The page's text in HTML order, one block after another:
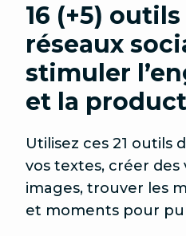
16 (+5)
réseaux
stimuler
et la
Utilisez ces 21 outils
vos textes, créer des
images, trouver les
et moments pour